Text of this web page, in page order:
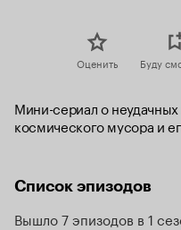
Оценить Буду
Мини-сериал о
космического мусора и
Список эпизодов
Вышло 7 эпизодов в 1